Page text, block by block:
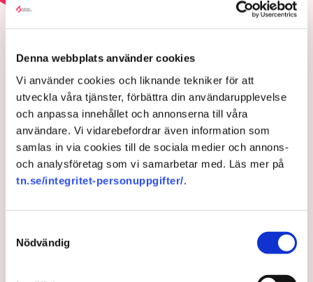
Denna webbplats använder cookies
Vi använder cookies och liknande tekniker för att
utveckla våra tjänster, förbättra din användarupplevelse
och anpassa innehållet och annonserna till våra
användare. Vi vidarebefordrar även information som
samlas in via cookies till de sociala medier och annons-
och analysföretag som vi samarbetar med. Läs mer på
tn.se/integritet-personuppgifter/.
Nödvändig
HOTEN MOT ÄGANDERÄTTEN
Aktivisterna klättrar upp på
maskiner – polisen kan inte
avvisa dem: ”Upptrappning
på helt ny nivå”